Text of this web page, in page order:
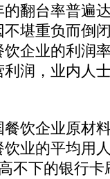
翻台率普遍
堪重负而倒
企业的利润
润，业内人
饮企业原材
业的平均用
不下的银行